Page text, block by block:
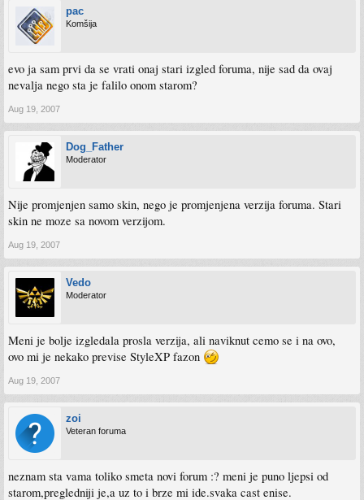
pac
Komšija
evo ja sam prvi da se vrati onaj stari izgled foruma, nije sad da ovaj
nevalja nego sta je falilo onom starom?
Aug 19, 2007
Dog_Father
Moderator
Nije promjenjen samo skin, nego je promjenjena verzija foruma. Stari
skin ne moze sa novom verzijom.
Aug 19, 2007
Vedo
Moderator
Meni je bolje izgledala prosla verzija, ali naviknut cemo se i na ovo,
ovo mi je nekako previse StyleXP fazon
Aug 19, 2007
zoi
Veteran foruma
neznam sta vama toliko smeta novi forum :? meni je puno ljepsi od
starom,pregledniji je,a uz to i brze mi ide.svaka cast enise.